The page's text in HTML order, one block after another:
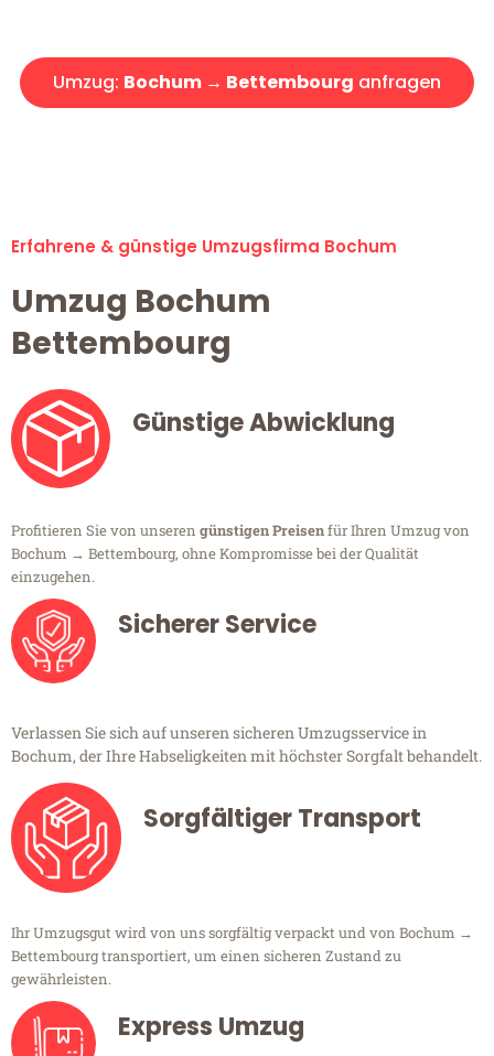
Umzug: Bochum → Bettembourg anfragen
Erfahrene & günstige Umzugsfirma Bochum
Umzug Bochum
Bettembourg
Günstige Abwicklung
Profitieren Sie von unseren günstigen Preisenfür Ihren Umzug von
Bochum → Bettembourg, ohne Kompromisse bei der Qualität
einzugehen.
Sicherer Service
Verlassen Sie sich auf unseren sicheren Umzugsservice in
Bochum, der Ihre Habseligkeiten mit höchster Sorgfalt behandelt.
Sorgfältiger Transport
Ihr Umzugsgut wird von uns sorgfältig verpackt und von Bochum →
Bettembourg transportiert, um einen sicheren Zustand zu
gewährleisten.
Express Umzug